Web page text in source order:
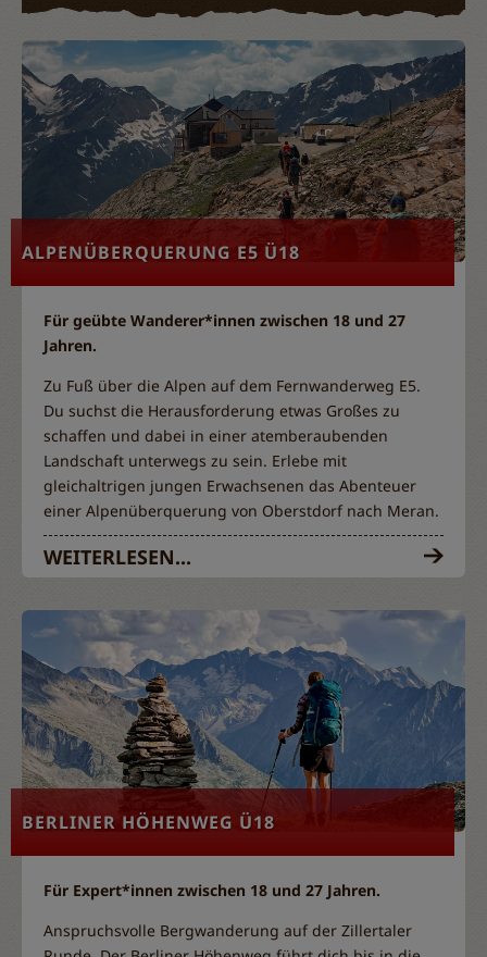
ALPENÜBERQUERUNG E5 Ü18
Für geübte Wanderer*innen zwischen 18 und 27
Jahren.
Zu Fuß über die Alpen auf dem Fernwanderweg E5.
Du suchst die Herausforderung etwas Großes zu
schaffen und dabei in einer atemberaubenden
Landschaft unterwegs zu sein. Erlebe mit
gleichaltrigen jungen Erwachsenen das Abenteuer
einer Alpenüberquerung von Oberstdorf nach Meran.
WEITERLESEN...
BERLINER HÖHENWEG Ü18
Für Expert*innen zwischen 18 und 27 Jahren.
Anspruchsvolle Bergwanderung auf der Zillertaler